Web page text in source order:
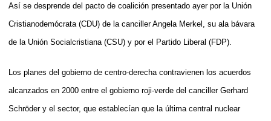
Así se desprende del pacto de coalición presentado ayer por la Unión
Cristianodemócrata (CDU) de la canciller Angela Merkel, su ala bávara
de la Unión Socialcristiana (CSU) y por el Partido Liberal (FDP).
Los planes del gobierno de centro-derecha contravienen los acuerdos
alcanzados en 2000 entre el gobierno roji-verde del canciller Gerhard
Schröder y el sector, que establecían que la última central nuclear